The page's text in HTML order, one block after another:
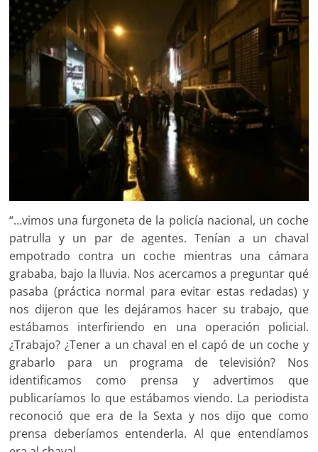
“…vimos una furgoneta de la policía nacional, un coche
patrulla y un par de agentes. Tenían a un chaval
empotrado contra un coche mientras una cámara
grababa, bajo la lluvia. Nos acercamos a preguntar qué
pasaba (práctica normal para evitar estas redadas) y
nos dijeron que les dejáramos hacer su trabajo, que
estábamos interfiriendo en una operación policial.
¿Trabajo? ¿Tener a un chaval en el capó de un coche y
grabarlo para un programa de televisión? Nos
identificamos como prensa y advertimos que
publicaríamos lo que estábamos viendo. La periodista
reconoció que era de la Sexta y nos dijo que como
prensa deberíamos entenderla. Al que entendíamos